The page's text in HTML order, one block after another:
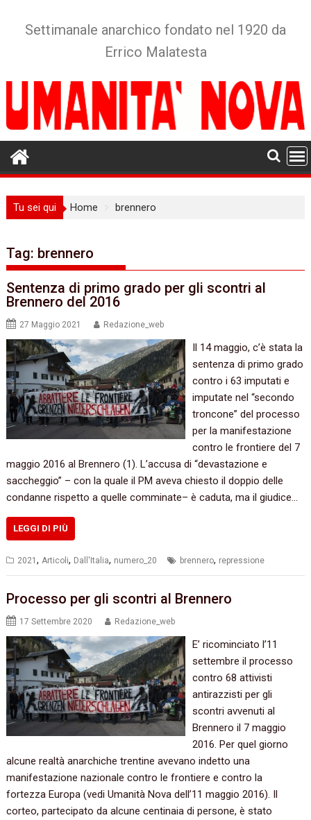
Settimanale anarchico fondato nel 1920 da
Errico Malatesta
Tu sei qui Home brennero
Tag: brennero
Sentenza di primo grado per gli scontri al
Brennero del 2016
27 Maggio 2021 Redazione_web
Il 14 maggio, c’è stata la
sentenza di primo grado
contro i 63 imputati e
imputate nel “secondo
troncone” del processo
per la manifestazione
contro le frontiere del 7
maggio 2016 al Brennero (1). L’accusa di “devastazione e
saccheggio” – con la quale il PM aveva chiesto il doppio delle
condanne rispetto a quelle comminate– è caduta, ma il giudice…
LEGGI DI PIÙ
2021,Articoli, Dall'Italia, numero_20 brennero, repressione
Processo per gli scontri al Brennero
17 Settembre 2020 Redazione_web
E’ ricominciato l’11
settembre il processo
contro 68 attivisti
antirazzisti per gli
scontri avvenuti al
Brennero il 7 maggio
2016. Per quel giorno
alcune realtà anarchiche trentine avevano indetto una
manifestazione nazionale contro le frontiere e contro la
fortezza Europa (vedi Umanità Nova dell’11 maggio 2016). Il
corteo, partecipato da alcune centinaia di persone, è stato